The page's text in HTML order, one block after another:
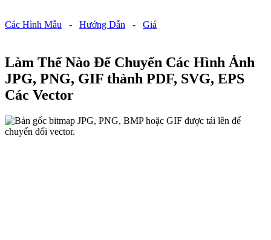
Các Hình Mẫu - Hướng Dẫn - Giá
Làm Thế Nào Để Chuyển Các Hình Ảnh
JPG, PNG, GIF thành PDF, SVG, EPS
Các Vector